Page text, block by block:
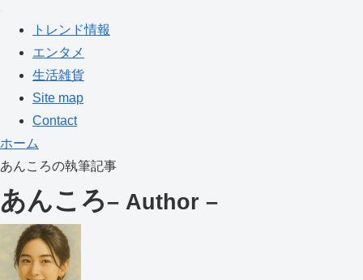
トレンド情報
エンタメ
生活雑貨
Site map
Contact
ホーム
あんころの執筆記事
あんころ– Author –